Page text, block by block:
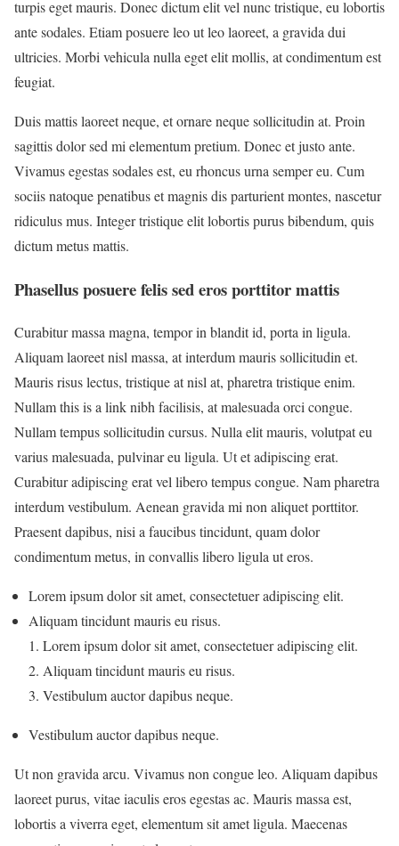
turpis eget mauris. Donec dictum elit vel nunc tristique, eu lobortis
ante sodales. Etiam posuere leo ut leo laoreet, a gravida dui
ultricies. Morbi vehicula nulla eget elit mollis, at condimentum est
feugiat.
Duis mattis laoreet neque, et ornare neque sollicitudin at. Proin
sagittis dolor sed mi elementum pretium. Donec et justo ante.
Vivamus egestas sodales est, eu rhoncus urna semper eu. Cum
sociis natoque penatibus et magnis dis parturient montes, nascetur
ridiculus mus. Integer tristique elit lobortis purus bibendum, quis
dictum metus mattis.
Phasellus posuere felis sed eros porttitor mattis
Curabitur massa magna, tempor in blandit id, porta in ligula.
Aliquam laoreet nisl massa, at interdum mauris sollicitudin et.
Mauris risus lectus, tristique at nisl at, pharetra tristique enim.
Nullam this is a link nibh facilisis, at malesuada orci congue.
Nullam tempus sollicitudin cursus. Nulla elit mauris, volutpat eu
varius malesuada, pulvinar eu ligula. Ut et adipiscing erat.
Curabitur adipiscing erat vel libero tempus congue. Nam pharetra
interdum vestibulum. Aenean gravida mi non aliquet porttitor.
Praesent dapibus, nisi a faucibus tincidunt, quam dolor
condimentum metus, in convallis libero ligula ut eros.
Lorem ipsum dolor sit amet, consectetuer adipiscing elit.
Aliquam tincidunt mauris eu risus.
Lorem ipsum dolor sit amet, consectetuer adipiscing elit.
Aliquam tincidunt mauris eu risus.
Vestibulum auctor dapibus neque.
Vestibulum auctor dapibus neque.
Ut non gravida arcu. Vivamus non congue leo. Aliquam dapibus
laoreet purus, vitae iaculis eros egestas ac. Mauris massa est,
lobortis a viverra eget, elementum sit amet ligula. Maecenas